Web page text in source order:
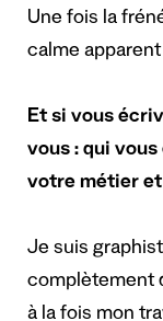
Une fois la
calme
Et si vous
vous : qui
votre métier
Je suis
complètement
à la fois mon